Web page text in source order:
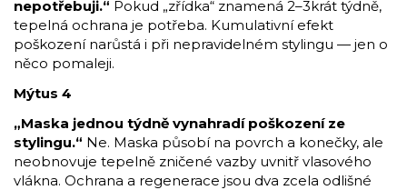
nepotřebuji.“ Pokud „zřídka“ znamená 2–3krát týdně,
tepelná ochrana je potřeba. Kumulativní efekt
poškození narůstá i při nepravidelném stylingu — jen o
něco pomaleji.
Mýtus 4
„Maska jednou týdně vynahradí poškození ze
stylingu.“ Ne. Maska působí na povrch a konečky, ale
neobnovuje tepelně zničené vazby uvnitř vlasového
vlákna. Ochrana a regenerace jsou dva zcela odlišné